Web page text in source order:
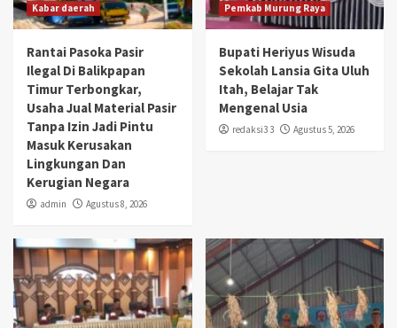
Kabar daerah
Rantai Pasoka Pasir
Ilegal Di Balikpapan
Timur Terbongkar,
Usaha Jual Material Pasir
Tanpa Izin Jadi Pintu
Masuk Kerusakan
Lingkungan Dan
Kerugian Negara
admin Agustus 8, 2026
Pemkab Murung Raya
Bupati Heriyus Wisuda
Sekolah Lansia Gita Uluh
Itah, Belajar Tak
Mengenal Usia
redaksi3 3 Agustus 5, 2026